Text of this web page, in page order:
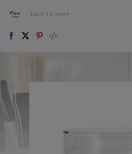
BACK TO SHOP